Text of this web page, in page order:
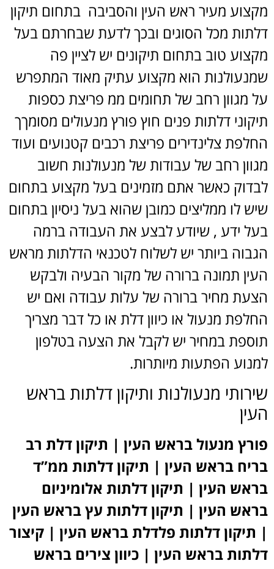
מקצוע מעיר ראש העין והסביבה בתחום תיקון
דלתות מכל הסוגים ובכך לדעת שבחרתם בעל
מקצוע טוב בתחום תיקונים יש לציין פה
שמנעולנות הוא מקצוע עתיק מאוד המתפרש
על מגוון רחב של תחומים ממ פריצת כספות
תיקוני דלתות פנים חוץ פורץ מנעולים מסומךך
החלפת צלינדירים פריצת רכבים קטנועים ועוד
מגוון רחב של עבודות של מנעולנות חשוב
לבדוק כאשר אתם מזמינים בעל מקצוע בתחום
שיש לו ממליצים כמובן שהוא בעל ניסיון בתחום
בעל ידע , שיודע לבצע את העבודה ברמה
הגבוה ביותר יש לשלוח לטכנאי הדלתות מראש
העין תמונה ברורה של מקור הבעיה ולבקש
הצעת מחיר ברורה של עלות עבודה ואם יש
החלפת מנעול או כיוון דלת או כל דבר מצריך
תוספת במחיר יש לקבל את הצעה בטלפון
למנוע הפתעות מיותרות.
שירותי מנעולנות ותיקון דלתות בראש
העין
פורץ מנעול בראש העין | תיקון דלת רב
בריח בראש העין | תיקון דלתות ממ”ד
בראש העין | תיקון דלתות אלומיניום
בראש העין | תיקון דלתות עץ בראש העין
| תיקון דלתות פלדלת בראש העין | קיצור
דלתות בראש העין | כיוון צירים בראש